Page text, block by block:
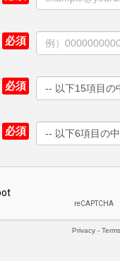
Privacy -Terms